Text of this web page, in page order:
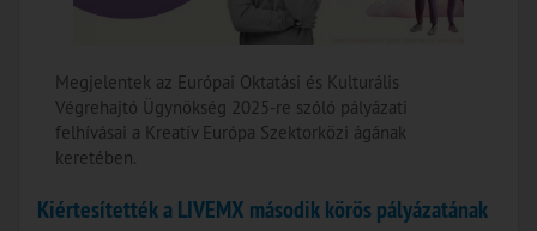
Megjelentek az Európai Oktatási és Kulturális
Végrehajtó Ügynökség 2025-re szóló pályázati
felhívásai a Kreatív Európa Szektorközi ágának
keretében.
Kiértesítették a LIVEMX második körös pályázatának